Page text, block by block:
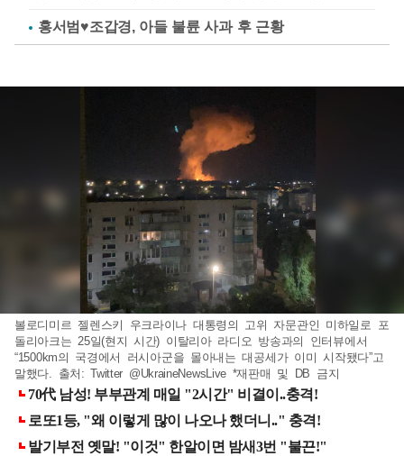
홍서범♥조갑경, 아들 불륜 사과 후 근황
볼로디미르 젤렌스키 우크라이나 대통령의 고위 자문관인 미하일로 포
돌리아크는 25일(현지 시간) 이탈리아 라디오 방송과의 인터뷰에서
“1500km의 국경에서 러시아군을 몰아내는 대공세가 이미 시작됐다”고
말했다. 출처: Twitter @UkraineNewsLive *재판매 및 DB 금지